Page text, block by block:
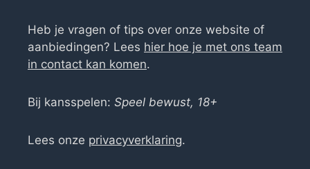
Heb je vragen of tips over onze website of
aanbiedingen? Lees hier hoe je met ons team
in contact kan komen.
Bij kansspelen: Speel bewust, 18+
Lees onze privacyverklaring.